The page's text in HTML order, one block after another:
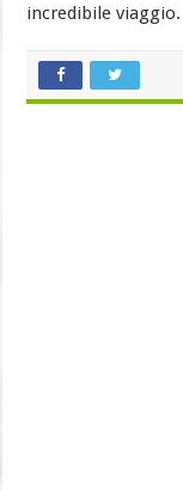
incredibile viaggio.